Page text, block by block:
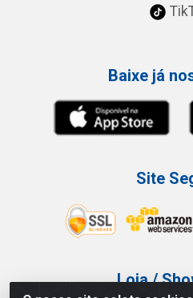
Baixe já
Site
Loja /